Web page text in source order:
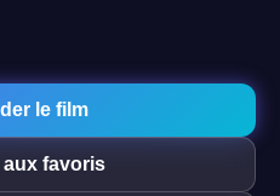
le film
favoris